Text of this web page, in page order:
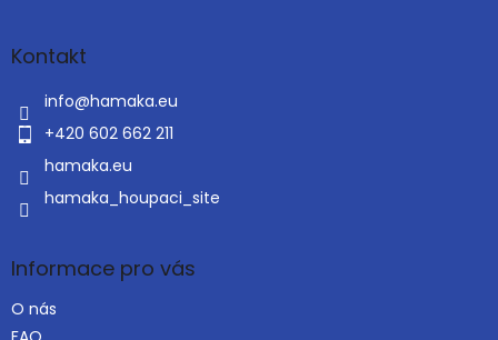
aKontakt
info@hamaka.eu
+420 602 662 211
hamaka.eu
hamaka_houpaci_site
Informace pro vás
O nás